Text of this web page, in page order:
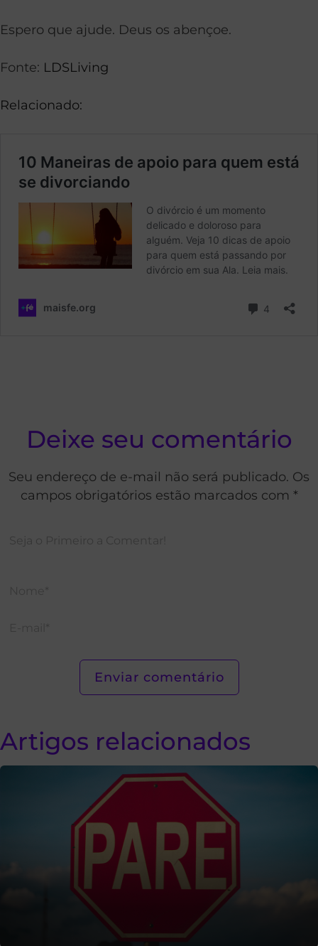
Espero que ajude. Deus os abençoe.
Fonte: LDSLiving
Relacionado:
Deixe seu comentário
Seu endereço de e-mail não será publicado. Os
campos obrigatórios estão marcados com *
Artigos relacionados